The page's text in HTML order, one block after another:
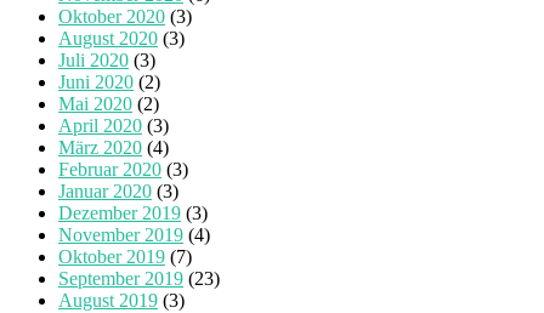
Oktober 2020 (3)
August 2020 (3)
Juli 2020 (3)
Juni 2020 (2)
Mai 2020 (2)
April 2020 (3)
März 2020 (4)
Februar 2020 (3)
Januar 2020 (3)
Dezember 2019 (3)
November 2019 (4)
Oktober 2019 (7)
September 2019 (23)
August 2019 (3)